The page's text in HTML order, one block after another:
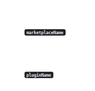
marketplaceName
pluginName